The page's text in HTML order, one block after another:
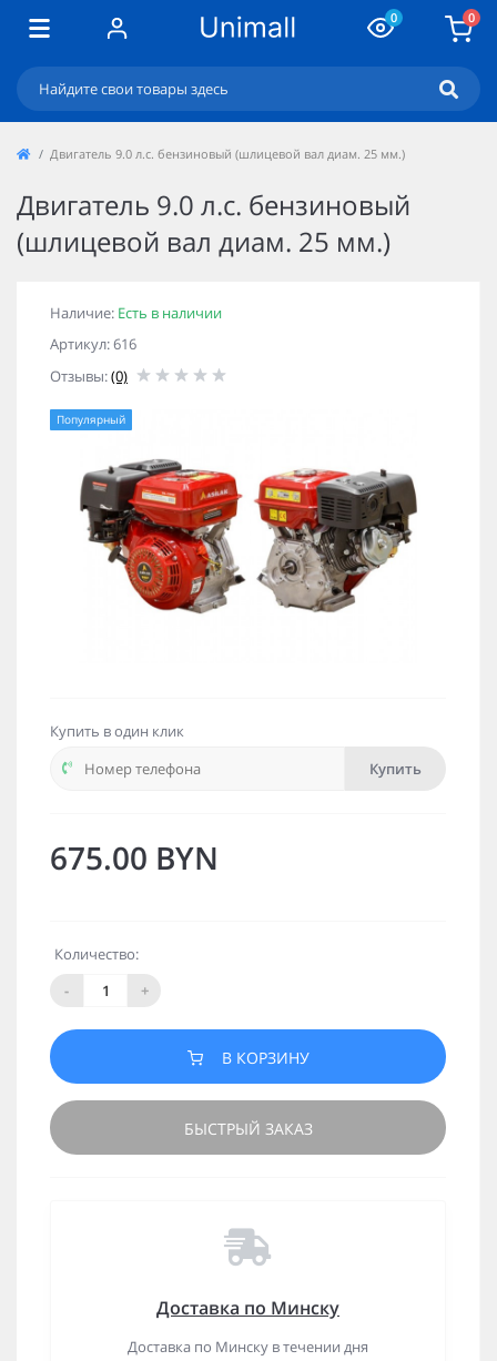
0 0
Двигатель 9.0 л.с. бензиновый (шлицевой вал диам. 25 мм.)
Двигатель 9.0 л.с. бензиновый
(шлицевой вал диам. 25 мм.)
Наличие: Есть в наличии
Артикул: 616
Отзывы:(0)
Популярный
Купить в один клик
Купить
675.00 BYN
Количество:
-
+
В КОРЗИНУ
БЫСТРЫЙ ЗАКАЗ
Доставка по Минску
Доставка по Минску в течении дня